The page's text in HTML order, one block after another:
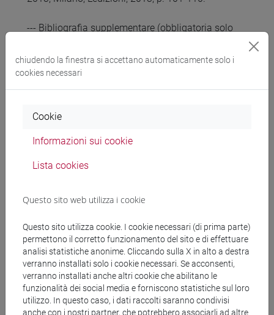
--- Bibliografia supplementare (obbligatoria solo
Claudio Gnoli - Vittorio Marino - Luca Rosati,
Organizzare la conoscenza. Dalle biblioteche
all'architettura dell'informazione per il web, Milano,
e 8.
dell'informazione, Milano, Editrice Bibliografica,
2012.
Modalità di verifica dell'apprendimento
Tre domande a risposta aperta a cui rispondere in
forma scritta in 45 minuti. Le domande saranno
invece 4 (a cui rispondere in 60 minuti) per coloro
che non sosterranno la prova di metà corso che
verrà effettuata online, scrivendo un breve testo su
chiudendo la finestra si accettano automaticamente solo i
cookies necessari
Cookie
Informazioni sui cookie
Lista cookies
Questo sito web utilizza i cookie
Questo sito utilizza cookie. I cookie necessari (di prima parte)
permettono il corretto funzionamento del sito e di effettuare
analisi statistiche anonime. Cliccando sulla X in alto a destra
verranno installati solo i cookie necessari. Se acconsenti,
verranno installati anche altri cookie che abilitano le
funzionalità dei social media e forniscono statistiche sul loro
utilizzo. In questo caso, i dati raccolti saranno condivisi
anche con i nostri partner, che potrebbero associarli ad altre